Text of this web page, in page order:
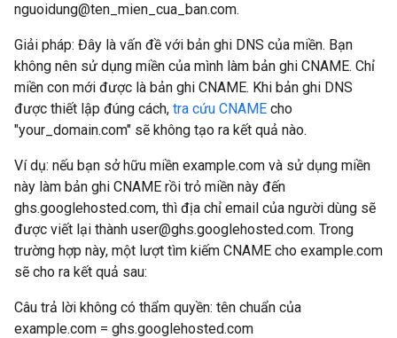
nguoidung@ten_mien_cua_ban.com.
Giải pháp: Đây là vấn đề với bản ghi DNS của miền. Bạn
không nên sử dụng miền của mình làm bản ghi CNAME. Chỉ
miền con mới được là bản ghi CNAME. Khi bản ghi DNS
được thiết lập đúng cách, tra cứu CNAME cho
"your_domain.com" sẽ không tạo ra kết quả nào.
Ví dụ: nếu bạn sở hữu miền example.com và sử dụng miền
này làm bản ghi CNAME rồi trỏ miền này đến
ghs.googlehosted.com, thì địa chỉ email của người dùng sẽ
được viết lại thành user@ghs.googlehosted.com. Trong
trường hợp này, một lượt tìm kiếm CNAME cho example.com
sẽ cho ra kết quả sau:
Câu trả lời không có thẩm quyền: tên chuẩn của
example.com = ghs.googlehosted.com